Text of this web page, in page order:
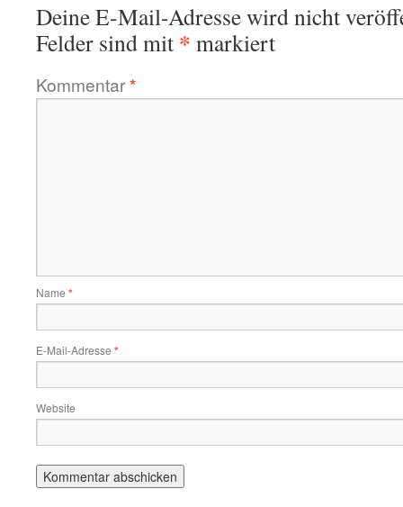
Deine E-Mail-Adresse wird nicht
Felder sind mit * markiert
Kommentar*
Name *
E-Mail-Adresse *
Website